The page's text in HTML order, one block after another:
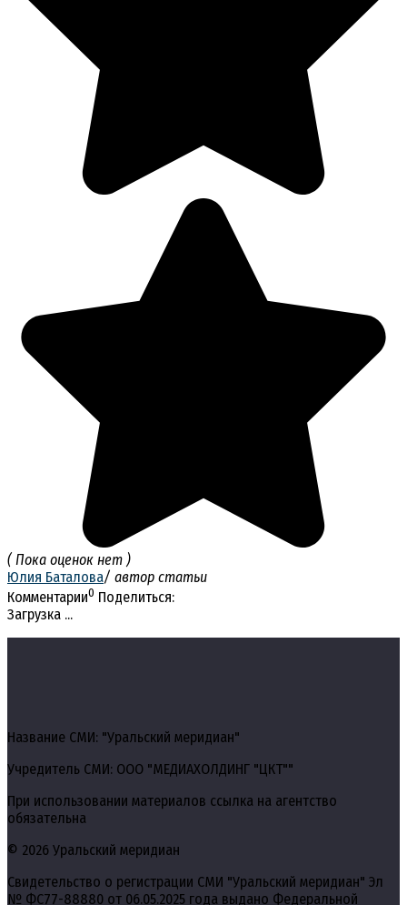
( Пока оценок нет )
Юлия Баталова/ автор статьи
Комментарии0 Поделиться:
Загрузка ...
Название СМИ: "Уральский меридиан"
Учредитель СМИ: ООО "МЕДИАХОЛДИНГ "ЦКТ""
При использовании материалов ссылка на агентство
обязательна
© 2026 Уральский меридиан
Свидетельство о регистрации СМИ "Уральский меридиан" Эл
№ ФС77-88880 от 06.05.2025 года выдано Федеральной